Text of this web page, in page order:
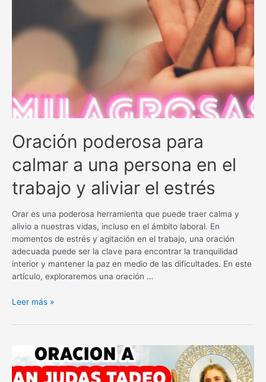
Oración poderosa para
calmar a una persona en el
trabajo y aliviar el estrés
Orar es una poderosa herramienta que puede traer calma y
alivio a nuestras vidas, incluso en el ámbito laboral. En
momentos de estrés y agitación en el trabajo, una oración
adecuada puede ser la clave para encontrar la tranquilidad
interior y mantener la paz en medio de las dificultades. En este
artículo, exploraremos una oración …
Oración
para
una
persona
Leer más »